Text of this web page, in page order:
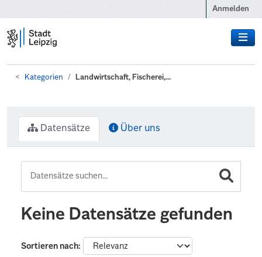
Anmelden
Kategorien Landwirtschaft, Fischerei,...
Datensätze Über uns
Keine Datensätze gefunden
Sortieren nach